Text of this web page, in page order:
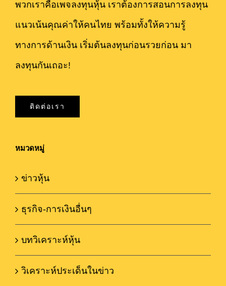
พวกเราคือเพจลงทุนหุ้น เราต้องการสอนการลงทุน
แนวเน้นคุณค่าให้คนไทย พร้อมทั้งให้ความรู้
ทางการด้านเงิน เริ่มต้นลงทุนก่อนรวยก่อน มา
ลงทุนกันเถอะ!
ติดต่อเรา
หมวดหมู่
ข่าวหุ้น
ธุรกิจ-การเงินอื่นๆ
บทวิเคราะห์หุ้น
วิเคราะห์ประเด็นในข่าว